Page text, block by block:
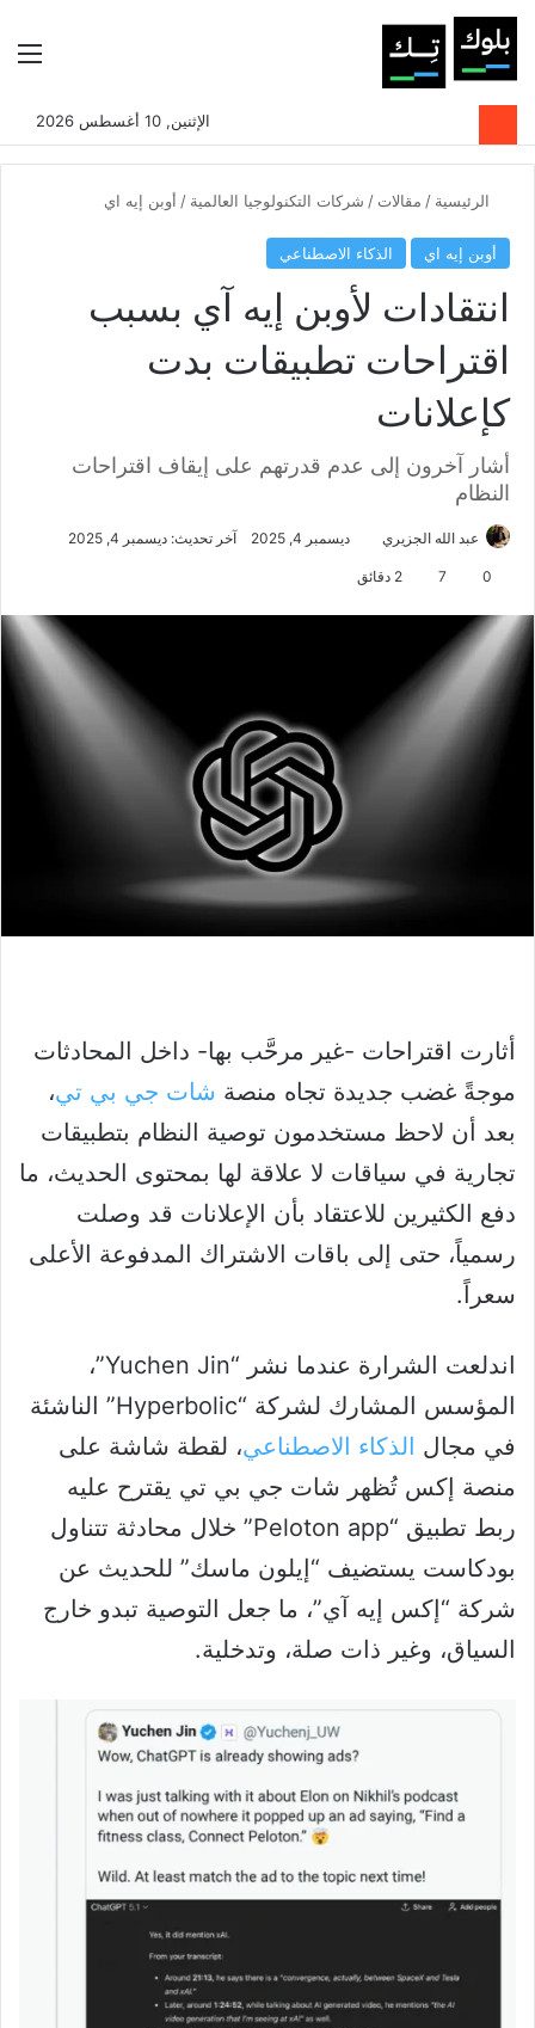
بحثالوضع
الإثنين, 10 أغسطس 2026
الرئيسية / مقالات / شركات التكنولوجيا العالمية / أوبن إيه اي
أوبن إيه اي الذكاء الاصطناعي
انتقادات لأوبن إيه آي بسبب
اقتراحات تطبيقات بدت
كإعلانات
أشار آخرون إلى عدم قدرتهم على إيقاف اقتراحات
النظام
عبد الله الجزيري ديسمبر 4, 2025 آخر تحديث: ديسمبر 4, 2025
0
7
أثارت اقتراحات -غير مرحَّب بها- داخل المحادثات
موجةً غضب جديدة تجاه منصة شات جي بي تي،
بعد أن لاحظ مستخدمون توصية النظام بتطبيقات
تجارية في سياقات لا علاقة لها بمحتوى الحديث، ما
دفع الكثيرين للاعتقاد بأن الإعلانات قد وصلت
رسمياً، حتى إلى باقات الاشتراك المدفوعة الأعلى
سعراً.
اندلعت الشرارة عندما نشر “Yuchen Jin”،
المؤسس المشارك لشركة “Hyperbolic” الناشئة
في مجال الذكاء الاصطناعي، لقطة شاشة على
منصة إكس تُظهر شات جي بي تي يقترح عليه
ربط تطبيق “Peloton app” خلال محادثة تتناول
بودكاست يستضيف “إيلون ماسك” للحديث عن
شركة “إكس إيه آي”، ما جعل التوصية تبدو خارج
السياق، وغير ذات صلة، وتدخلية.